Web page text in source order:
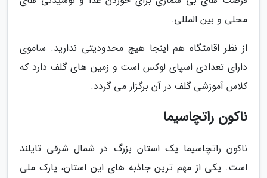
محلی و بین المللی.
از نظر اقامتگاه هم اینجا هیچ محدودیتی ندارید. ساموی
دارای تعدادی اسپای لوکس است و زمین های گلف دارد که
کلاس آموزشی گلف در آن برگزار می گردد.
ناکون راتچاسیما
ناکون راتچاسیما یک استان بزرگ در شمال شرقی تایلند
است. یکی از مهم ترین جاذبه های این استان، پارک ملی